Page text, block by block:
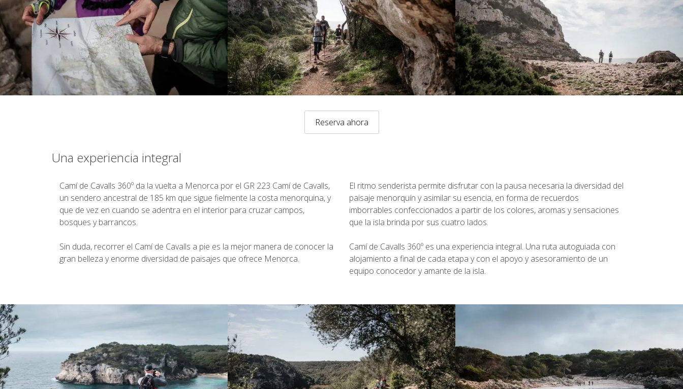
Reserva ahora
Una experiencia integral
Camí de Cavalls 360º da la vuelta a Menorca por el GR 223 Camí de Cavalls,
un sendero ancestral de 185 km que sigue fielmente la costa menorquina, y
que de vez en cuando se adentra en el interior para cruzar campos,
bosques y barrancos.
Sin duda, recorrer el Camí de Cavalls a pie es la mejor manera de conocer la
gran belleza y enorme diversidad de paisajes que ofrece Menorca.
El ritmo senderista permite disfrutar con la pausa necesaria la diversidad del
paisaje menorquín y asimilar su esencia, en forma de recuerdos
imborrables confeccionados a partir de los colores, aromas y sensaciones
que la isla brinda por sus cuatro lados.
Camí de Cavalls 360º es una experiencia integral. Una ruta autoguiada con
alojamiento a final de cada etapa y con el apoyo y asesoramiento de un
equipo conocedor y amante de la isla.